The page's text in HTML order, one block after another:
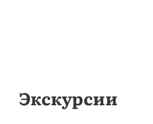
Экскурсии